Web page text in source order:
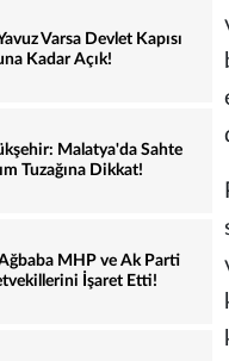
Varsa Devlet Kapısı
Kadar Açık!
Malatya'da Sahte
Tuzağına Dikkat!
MHP ve Ak Parti
İşaret Etti!